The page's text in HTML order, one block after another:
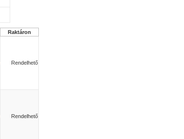
Raktáron
Rendelhető
Rendelhető